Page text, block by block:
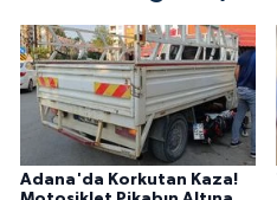
Adana'da Korkutan Kaza!